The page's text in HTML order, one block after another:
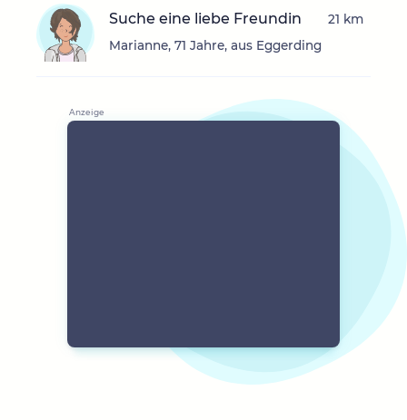
Suche eine liebe Freundin
Marianne, 71 Jahre, aus Eggerding
21 km